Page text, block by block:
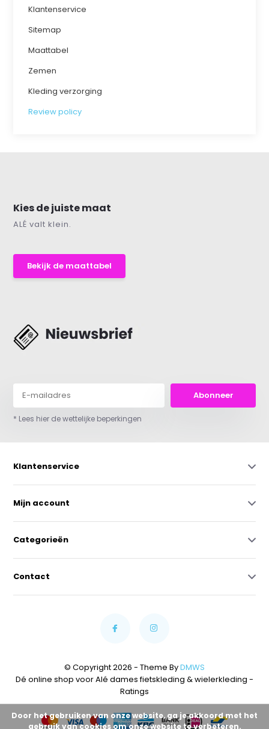
Klantenservice
Sitemap
Maattabel
Zemen
Kleding verzorging
Review policy
Kies de juiste maat
ALÉ valt klein.
Bekijk de maattabel
Abonneer
* Lees hier de wettelijke beperkingen
Klantenservice
Mijn account
Categorieën
Contact
© Copyright 2026 - Theme ByDMWS
Dé online shop voor Alé dames fietskleding & wielerkleding -
Ratings
Door het gebruiken van onze website, ga je akkoord met het
gebruik van cookies om onze website te verbeteren.